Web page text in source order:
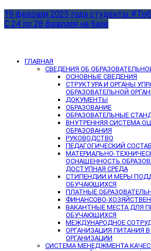
19 февраля 2025 года студенты
С 24 по 28 февраля на базе
ГЛАВНАЯ
СВЕДЕНИЯ ОБ
ОСНОВНЫЕ СВЕДЕНИЯ
СТРУКТУРА И ОРГАНЫ
ОБРАЗОВАТЕЛЬНОЙ
ДОКУМЕНТЫ
ОБРАЗОВАНИЕ
ОБРАЗОВАТЕЛЬНЫЕ
ВНУТРЕННЯЯ СИСТЕМА
ОБРАЗОВАНИЯ
РУКОВОДСТВО
ПЕДАГОГИЧЕСКИЙ СОСТАВ
МАТЕРИАЛЬНО-
ОСНАЩЕННОСТЬ
ДОСТУПНАЯ СРЕДА
СТИПЕНДИИ И МЕРЫ
ОБУЧАЮЩИХСЯ
ПЛАТНЫЕ
ФИНАНСОВО-
ВАКАНТНЫЕ МЕСТА ДЛЯ
ОБУЧАЮЩИХСЯ
МЕЖДУНАРОДНОЕ
ОРГАНИЗАЦИЯ ПИТАНИЯ
ОРГАНИЗАЦИИ
СИСТЕМА МЕНЕДЖМЕНТА